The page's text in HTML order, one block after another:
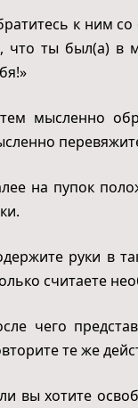
к ним
что ты был(а) в
мысленно
на пупок
руки в
считаете
чего
те же
вы хотите